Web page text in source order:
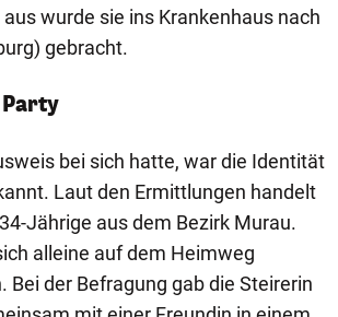
wurde sie ins Krankenhaus nach
gebracht.
bei sich hatte, war die Identität
Laut den Ermittlungen handelt
Jährige aus dem Bezirk Murau.
alleine auf dem Heimweg
Bei der Befragung gab die Steirerin